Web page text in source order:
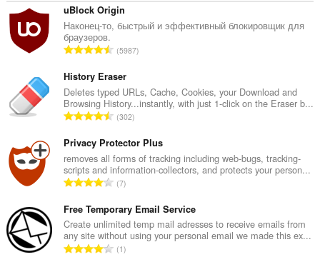
uBlock Origin
Наконец-то, быстрый и эффективный блокировщик для
браузеров.
В
е
г
о
о
е
н
о
к
:
5987
History Eraser
Deletes typed URLs, Cache, Cookies, your Download and
Browsing History...instantly, with just 1-click on the Eraser b...
В
е
г
о
о
е
н
о
к
302
Privacy Protector Plus
removes all forms of tracking including web-bugs, tracking-
scripts and information-collectors, and protects your person...
В
е
г
о
о
7
Free Temporary Email Service
Create unlimited temp mail adresses to receive emails from
any site without using your personal email we made this ex...
В1